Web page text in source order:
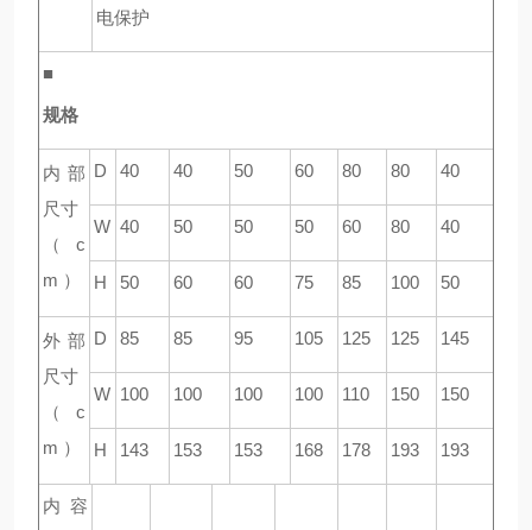
电保护
■
规格
内部
尺寸
（ c
m ）
D 40 40 50 60 80 80 40
W 40 50 50 50 60 80 40
H 50 60 60 75 85 100 50
外部
尺寸
（ c
m ）
D 85 85 95 105 125 125 145
W 100 100 100 100 110 150 150
H 143 153 153 168 178 193 193
内容